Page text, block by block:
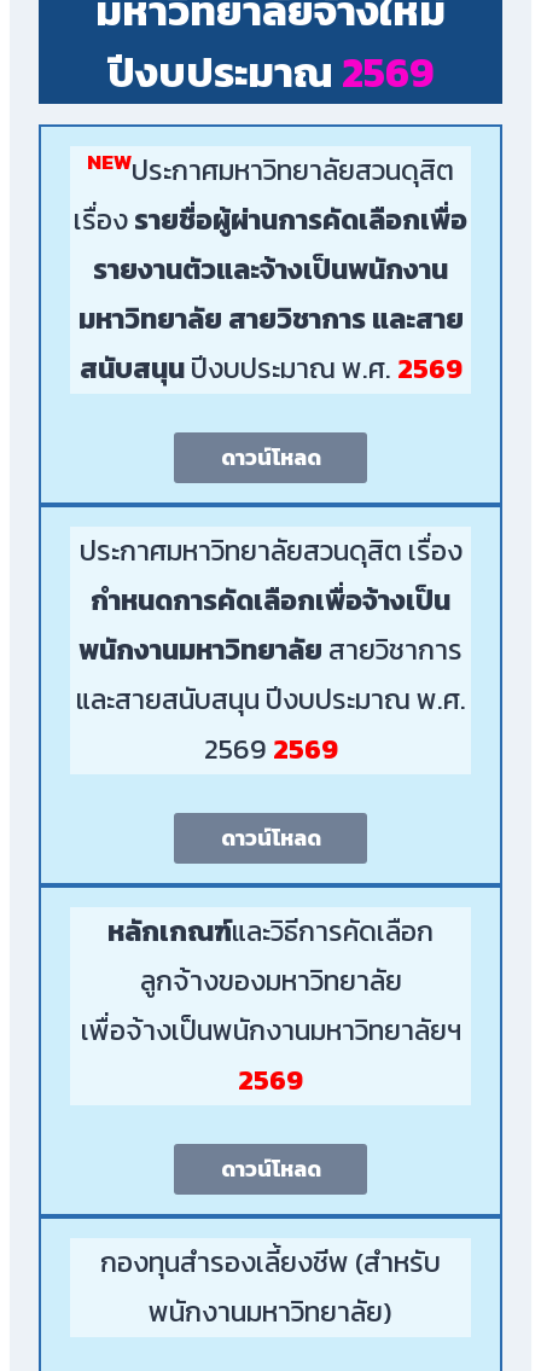
ปีงบประมาณ 2569
NEWประกาศมหาวิทยาลัยสวนดุสิต
เรื่องรายชื่อผู้ผ่านการคัดเลือกเพื่อ
รายงานตัวและจ้างเป็นพนักงาน
มหาวิทยาลัย สายวิชาการ และสาย
สนับสนุนปีงบประมาณ พ.ศ. 2569
ดาวน์โหลด
ประกาศมหาวิทยาลัยสวนดุสิต เรื่อง
กำหนดการคัดเลือกเพื่อจ้างเป็น
พนักงานมหาวิทยาลัย สายวิชาการ
และสายสนับสนุน ปีงบประมาณ พ.ศ.
2569 2569
ดาวน์โหลด
หลักเกณฑ์และวิธีการคัดเลือก
ลูกจ้างของมหาวิทยาลัย
เพื่อจ้างเป็นพนักงานมหาวิทยาลัยฯ
2569
ดาวน์โหลด
กองทุนสำรองเลี้ยงชีพ (สำหรับ
พนักงานมหาวิทยาลัย)